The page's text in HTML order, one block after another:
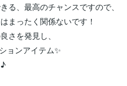
る、最高のチャンスですので、
まったく関係ないです！
さを発見し、
ョンアイテム✨